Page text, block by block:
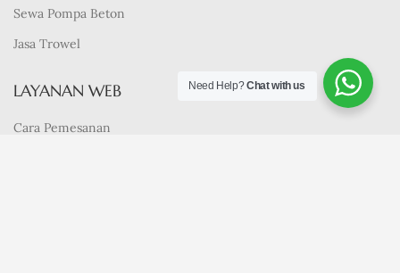
Sewa Pompa Beton
Jasa Trowel
LAYANAN WEB
Cara Pemesanan
Need Help?Chat with us